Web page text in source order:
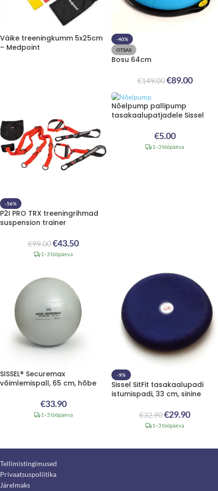
Väike treeningkumm 5x25cm
– Medpoint
-40%
OTSAS
Bosu 64cm
€149.00€89.00
-56%
P2I PRO TRX treeningrihmad
suspension trainer
€99.00€43.50
1–3 tööpäeva
Nõelpump pallipump
tasakaalupatjadele Sissel
€5.00
1–3 tööpäeva
SISSEL® Securemax
võimlemispall, 65 cm, hõbe
€33.90
1–3 tööpäeva
-9%
Sissel SitFit tasakaalupadi
istumispadi, 33 cm, sinine
€32.90€29.90
1–3 tööpäeva
Tellimistingimused
Privaatsuspoliitika
Järelmaks